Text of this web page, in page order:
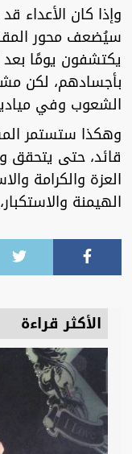
وإذا كان الأعداء
سيُضعف محور
يكتشفون يومًا بعد
بأجسادهم، لكن
الشعوب وفي
وهكذا ستستمر
قائد، حتى يتحقق
العزة والكرامة
الهيمنة
الأكثر قراءة